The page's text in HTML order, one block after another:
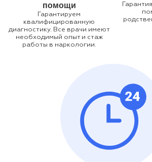
помощи
Гарантируем
квалифицированную
диагностику. Все врачи имеют
необходимый опыт и стаж
работы в наркологии.